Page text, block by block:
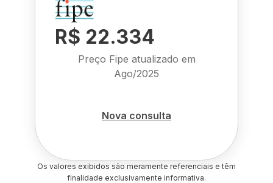
R$ 22.334
Preço Fipe atualizado em
Ago/2025
Nova consulta
Os valores exibidos são meramente referenciais e têm
finalidade exclusivamente informativa.